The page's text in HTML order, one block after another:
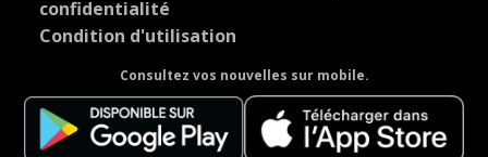
confidentialité
Condition d'utilisation
Consultez vos nouvelles sur mobile.